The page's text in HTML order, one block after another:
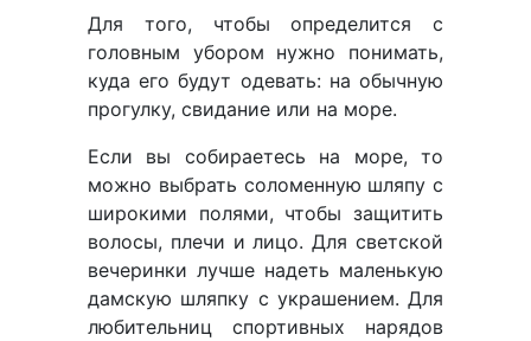
Для того, чтобы определится с
головным убором нужно понимать,
куда его будут одевать: на обычную
прогулку, свидание или на море.
Если вы собираетесь на море, то
можно выбрать соломенную шляпу с
широкими полями, чтобы защитить
волосы, плечи и лицо. Для светской
вечеринки лучше надеть маленькую
дамскую шляпку с украшением. Для
любительниц спортивных нарядов